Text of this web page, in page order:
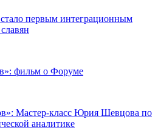
первым интеграционным
фильм о Форуме
Мастер-класс Юрия Шевцова по
аналитике